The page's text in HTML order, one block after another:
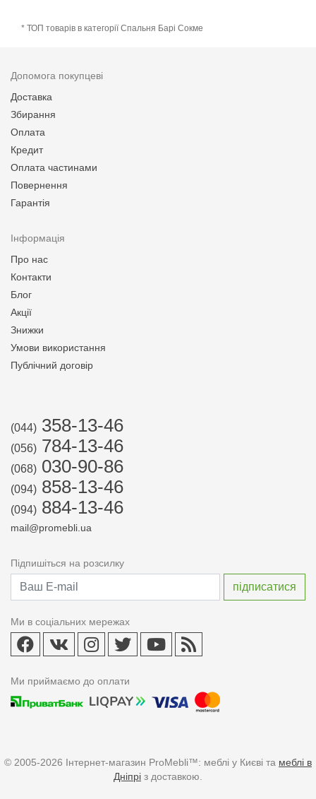
* ТОП товарів в категорії Спальня Барі Сокме
Допомога покупцеві
Доставка
Збирання
Оплата
Кредит
Оплата частинами
Повернення
Гарантія
Інформація
Про нас
Контакти
Блог
Акції
Знижки
Умови використання
Публічний договір
(044) 358-13-46
(056) 784-13-46
(068) 030-90-86
(094) 858-13-46
(094) 884-13-46
mail@promebli.ua
Підпишіться на розсилку
Ми в соціальних мережах
Ми приймаємо до оплати
© 2005-2026 Інтернет-магазин ProMebli™: меблі у Києві та меблі в
Дніпрі з доставкою.